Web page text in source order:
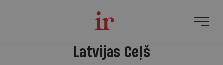
Latvijas Ceļš